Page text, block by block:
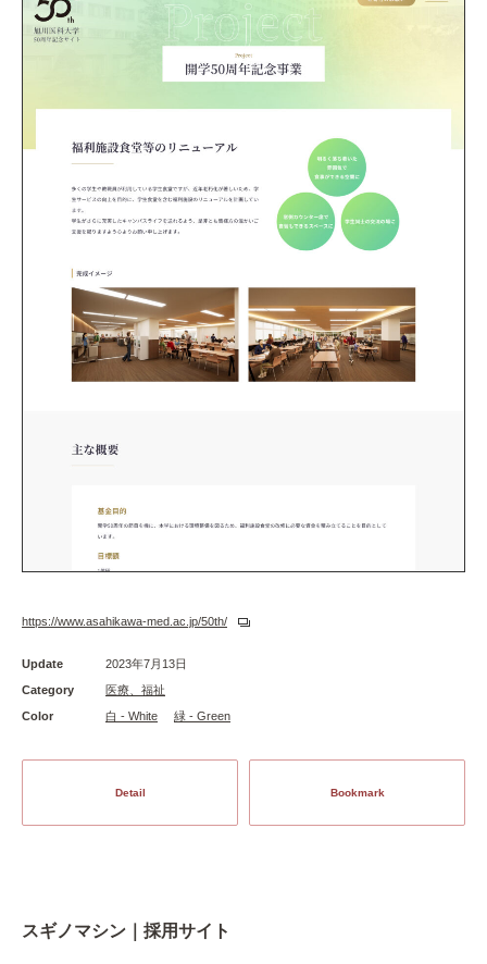
https://www.asahikawa-med.ac.jp/50th/
Update
2023年7月13日
Category
医療、福祉
Color
白 - White 緑 - Green
Detail Bookmark
スギノマシン｜採用サイト